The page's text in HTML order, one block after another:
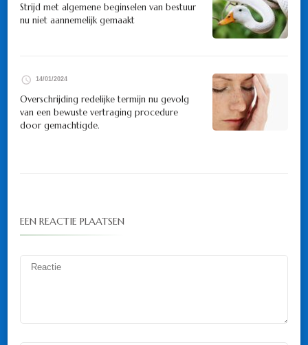
Strijd met algemene beginselen van bestuur
nu niet aannemelijk gemaakt
14/01/2024
Overschrijding redelijke termijn nu gevolg
van een bewuste vertraging procedure
door gemachtigde.
EEN REACTIE PLAATSEN